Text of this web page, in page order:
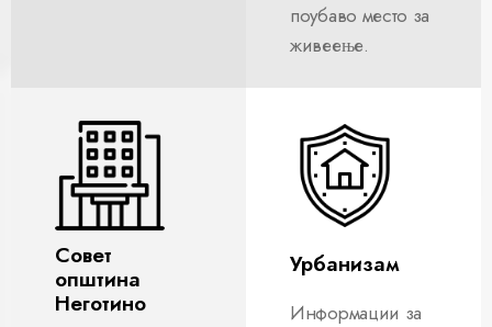
поубаво место за
живеење.
Совет
општина
Неготино
Урбанизам
Информации за